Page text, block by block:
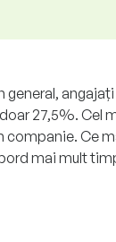
27,5%. Cel
companie. Ce
mai mult